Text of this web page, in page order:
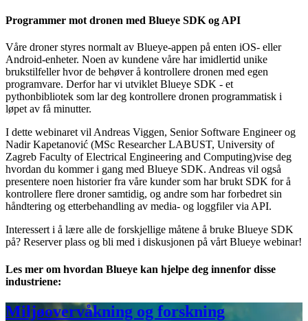
Programmer mot dronen med Blueye SDK og API
Våre droner styres normalt av Blueye-appen på enten iOS- eller
Android-enheter. Noen av kundene våre har imidlertid unike
brukstilfeller hvor de behøver å kontrollere dronen med egen
programvare. Derfor har vi utviklet Blueye SDK - et
pythonbibliotek som lar deg kontrollere dronen programmatisk i
løpet av få minutter.
I dette webinaret vil Andreas Viggen, Senior Software Engineer og
Nadir Kapetanović (MSc Researcher LABUST, University of
Zagreb Faculty of Electrical Engineering and Computing)vise deg
hvordan du kommer i gang med Blueye SDK. Andreas vil også
presentere noen historier fra våre kunder som har brukt SDK for å
kontrollere flere droner samtidig, og andre som har forbedret sin
håndtering og etterbehandling av media- og loggfiler via API.
Interessert i å lære alle de forskjellige måtene å bruke Blueye SDK
på? Reserver plass og bli med i diskusjonen på vårt Blueye webinar!
Les mer om hvordan Blueye kan hjelpe deg innenfor disse
industriene:
Miljøovervåkning og forskning